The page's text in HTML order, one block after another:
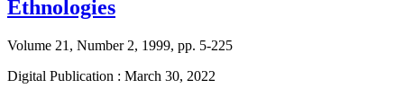
Ethnologies
Volume 21, Number 2, 1999, pp. 5-225
Digital Publication : March 30, 2022